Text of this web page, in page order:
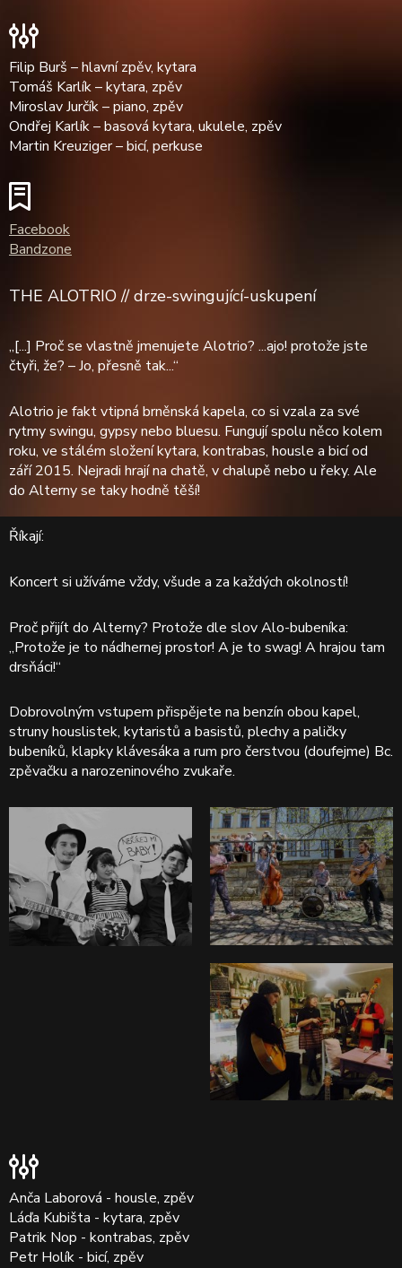
Filip Burš – hlavní zpěv, kytara
Tomáš Karlík – kytara, zpěv
Miroslav Jurčík – piano, zpěv
Ondřej Karlík – basová kytara, ukulele, zpěv
Martin Kreuziger – bicí, perkuse
Facebook
Bandzone
THE ALOTRIO // drze-swingující-uskupení
„[...] Proč se vlastně jmenujete Alotrio? ...ajo! protože jste
čtyři, že? – Jo, přesně tak...“
Alotrio je fakt vtipná brněnská kapela, co si vzala za své
rytmy swingu, gypsy nebo bluesu. Fungují spolu něco kolem
roku, ve stálém složení kytara, kontrabas, housle a bicí od
září 2015. Nejradi hrají na chatě, v chalupě nebo u řeky. Ale
do Alterny se taky hodně těší!
Říkají:
Koncert si užíváme vždy, všude a za každých okolností!
Proč přijít do Alterny? Protože dle slov Alo-bubeníka:
„Protože je to nádhernej prostor! A je to swag! A hrajou tam
drsňáci!“
Dobrovolným vstupem přispějete na benzín obou kapel,
struny houslistek, kytaristů a basistů, plechy a paličky
bubeníků, klapky klávesáka a rum pro čerstvou (doufejme) Bc.
zpěvačku a narozeninového zvukaře.
Anča Laborová - housle, zpěv
Láďa Kubišta - kytara, zpěv
Patrik Nop - kontrabas, zpěv
Petr Holík - bicí, zpěv